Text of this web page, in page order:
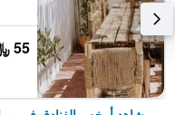
55 ﷼